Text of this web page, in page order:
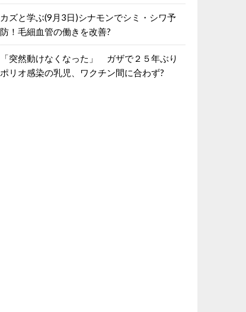
カズと学ぶ(9月3日)シナモンでシミ・シワ予
防！毛細血管の働きを改善?
「突然動けなくなった」 ガザで２５年ぶり
ポリオ感染の乳児、ワクチン間に合わず?